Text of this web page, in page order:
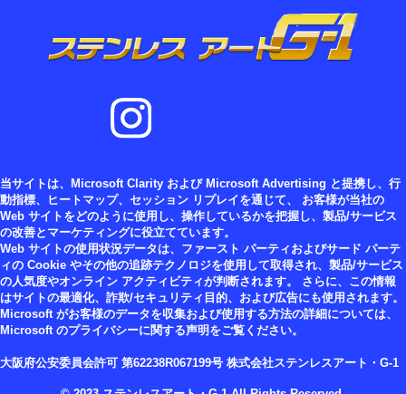
当サイトは、Microsoft Clarity および Microsoft Advertising と提携し、行
動指標、ヒートマップ、セッション リプレイを通じて、 お客様が当社の
Web サイトをどのように使用し、操作しているかを把握し、製品/サービス
の改善とマーケティングに役立てています。
Web サイトの使用状況データは、ファースト パーティおよびサード パーテ
ィの Cookie やその他の追跡テクノロジを使用して取得され、製品/サービス
の人気度やオンライン アクティビティが判断されます。 さらに、この情報
はサイトの最適化、詐欺/セキュリティ目的、および広告にも使用されます。
Microsoft がお客様のデータを収集および使用する方法の詳細については、
Microsoft のプライバシーに関する声明をご覧ください。
大阪府公安委員会許可 第62238R067199号 株式会社ステンレスアート・G-1